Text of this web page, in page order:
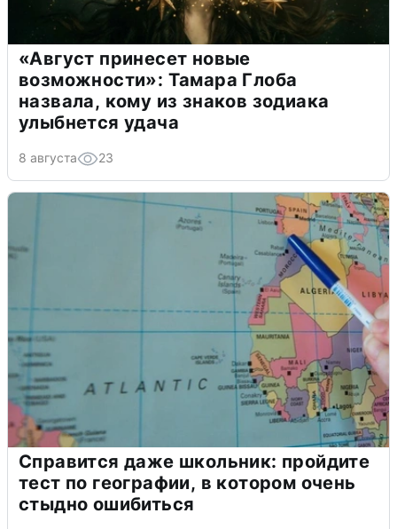
«Август принесет новые
возможности»: Тамара Глоба
назвала, кому из знаков зодиака
улыбнется удача
8 августа 23
Справится даже школьник: пройдите
тест по географии, в котором очень
стыдно ошибиться